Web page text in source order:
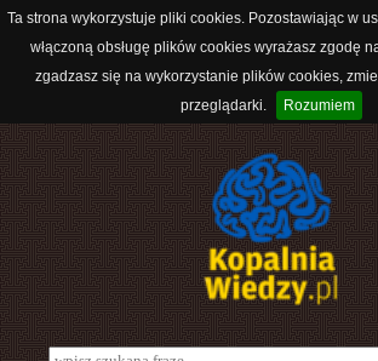
Ta strona wykorzystuje pliki cookies. Pozostawiając w
włączoną obsługę plików cookies wyrażasz zgodę
zgadzasz się na wykorzystanie plików cookies,
przeglądarki.
Rozumiem